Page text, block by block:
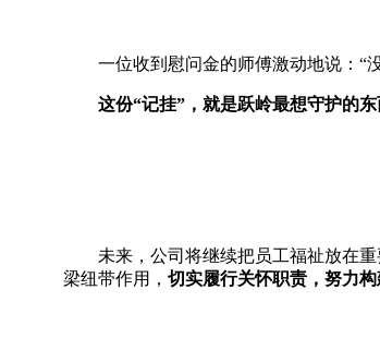
一位收到慰问金的师傅激动地说：“
这份“记挂”，就是跃岭最想守护的东
未来，公司将继续把员工福祉放在
梁纽带作用， 切实履行关怀职责，努力